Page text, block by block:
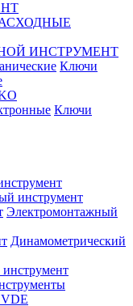
ИНСТРУМЕНТ
Ключи
Ключи
инструмент
Электромонтажный
Динамометрический